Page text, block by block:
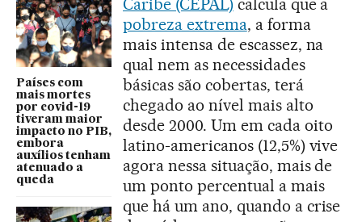
Países com
mais mortes
por covid-19
tiveram maior
impacto no PIB,
embora
auxílios tenham
atenuado a
queda
Caribe (CEPAL) calcula que a
pobreza extrema, a forma
mais intensa de escassez, na
qual nem as necessidades
básicas são cobertas, terá
chegado ao nível mais alto
desde 2000. Um em cada oito
latino-americanos (12,5%) vive
agora nessa situação, mais de
um ponto percentual a mais
que há um ano, quando a crise